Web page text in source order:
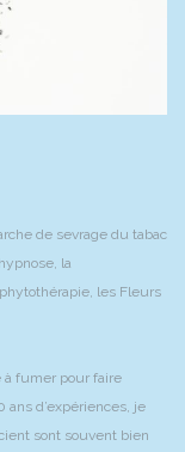
de sevrage du tabac
la
les Fleurs
à fumer pour faire
d’expériences, je
sont souvent bien